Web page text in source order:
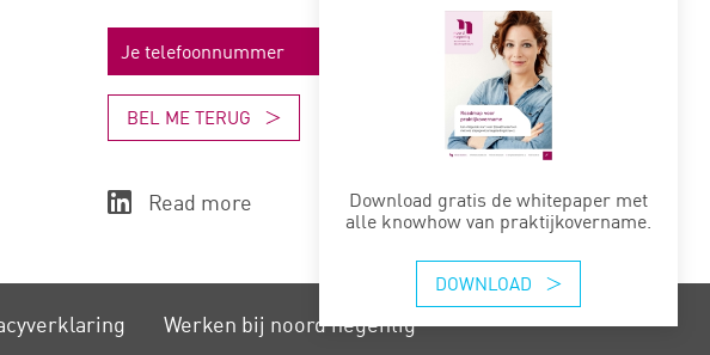
Download gratis de whitepaper met
alle knowhow van praktijkovername.
DOWNLOAD
BEL ME TERUG
Read more
Werken bij noord negentig